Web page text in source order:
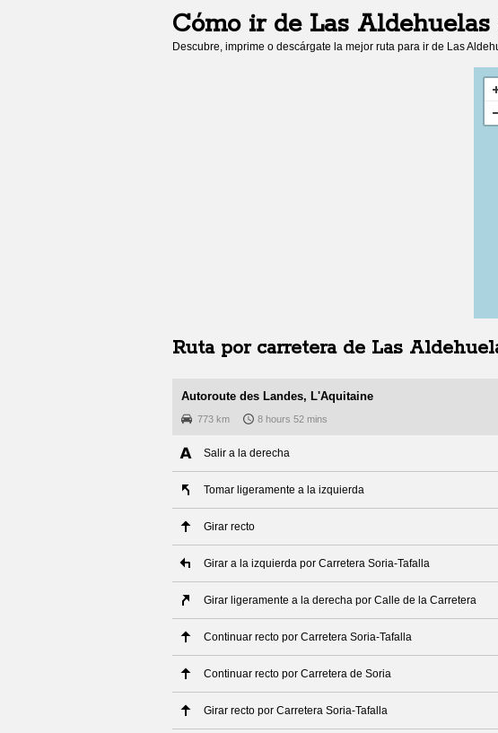
Cómo ir de Las Aldehuelas
Descubre, imprime o descárgate la mejor ruta para ir de Las
Ruta por carretera de Las
Autoroute des Landes, L'Aquitaine
773 km 8 hours 52 mins
Salir a la derecha
Tomar ligeramente a la izquierda
Girar recto
Girar a la izquierda por Carretera Soria-Tafalla
Girar ligeramente a la derecha por Calle de la Carretera
Continuar recto por Carretera Soria-Tafalla
Continuar recto por Carretera de Soria
Girar recto por Carretera Soria-Tafalla